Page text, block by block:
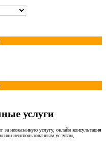
услуги
за неоказанную услугу, онлайн консультация
неиспользованным услугам,